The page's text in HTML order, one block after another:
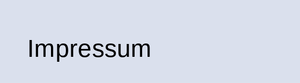
Impressum